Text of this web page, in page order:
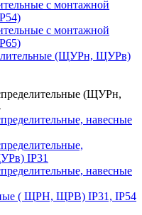
с монтажной
с монтажной
(ЩУРн, ЩУРв)
(ЩУРн,
навесные
IP31
навесные
( ЩРН, ЩРВ) IP31, IP54